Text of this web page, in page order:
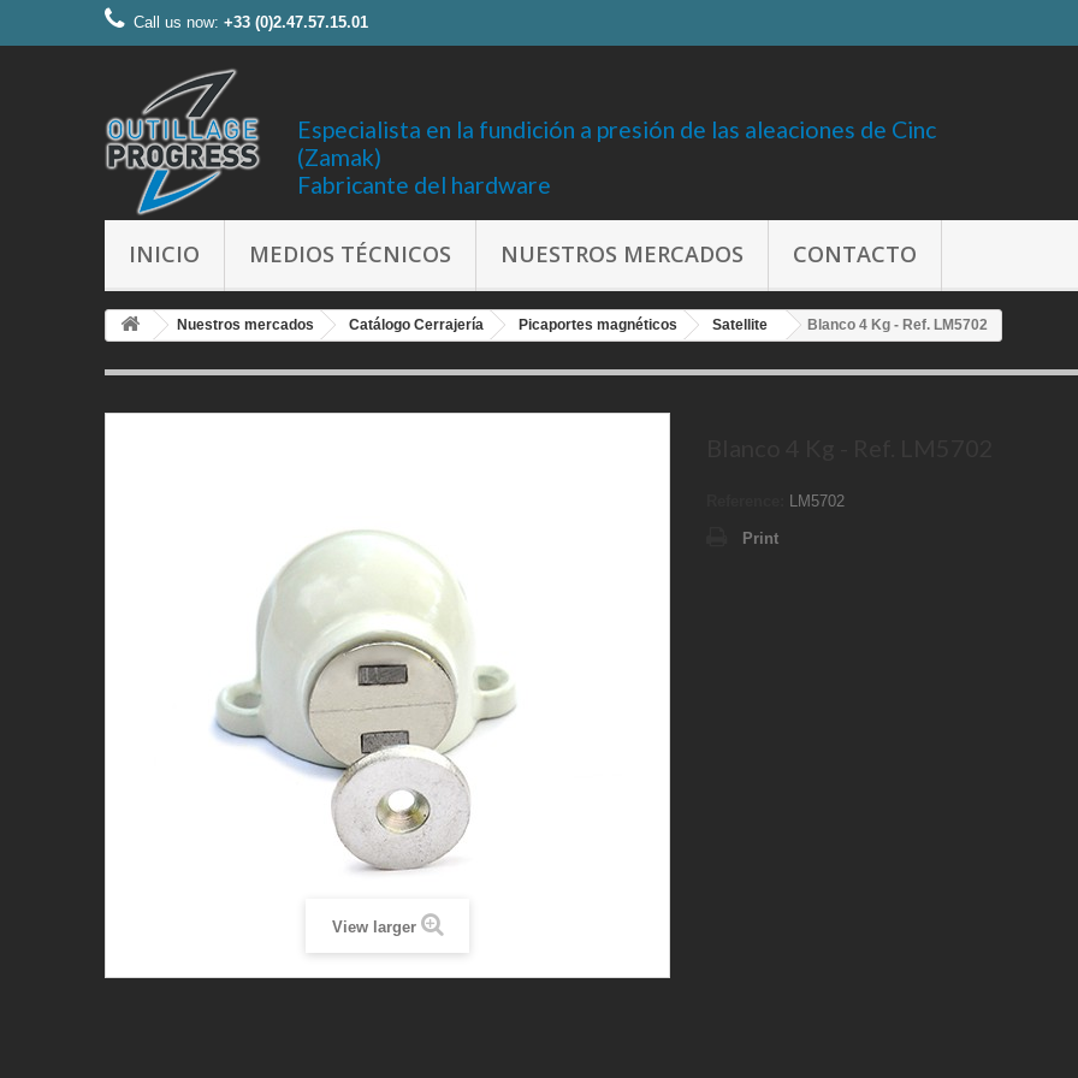
Call us now: +33 (0)2.47.57.15.01
Especialista en la fundición a presión de las aleaciones de Cinc
(Zamak)
Fabricante del hardware
INICIO MEDIOS TÉCNICOS NUESTROS MERCADOS CONTACTO
Nuestros mercados Catálogo Cerrajería Picaportes magnéticos Satellite Blanco 4 Kg - Ref. LM5702
View larger
LM5702
Print